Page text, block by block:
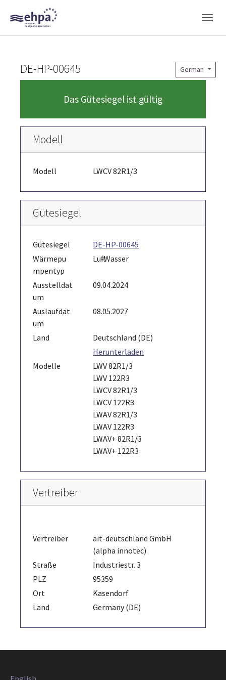
Skip to main navigation
Skip to main content
Skip to page footer
German
DE-HP-00645
Das Gütesiegel ist gültig
Modell
Modell LWCV 82R1/3
Gütesiegel
Gütesiegel
DE-HP-00645
Wärmepu
mpentyp
Luft-Wasser
Ausstelldat
um
09.04.2024
Auslaufdat
um
08.05.2027
Land
Deutschland (DE)
Herunterladen
Modelle
LWV 82R1/3
LWV 122R3
LWCV 82R1/3
LWCV 122R3
LWAV 82R1/3
LWAV 122R3
LWAV+ 82R1/3
LWAV+ 122R3
Vertreiber
Vertreiber
ait-deutschland GmbH
(alpha innotec)
Straße
Industriestr. 3
PLZ
95359
Ort
Kasendorf
Land
Germany (DE)